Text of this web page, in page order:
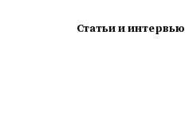
Статьи и интервью